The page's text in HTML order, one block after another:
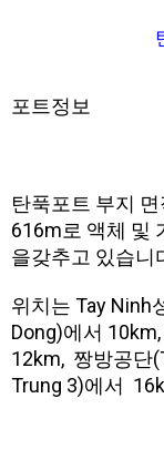
포트정보
탄푹포트 부지
616m로 액체 및
을갖추고 있습니
위치는 Tay Ninh
Dong)에서
12km, 짱방공단
Trung 3)에서